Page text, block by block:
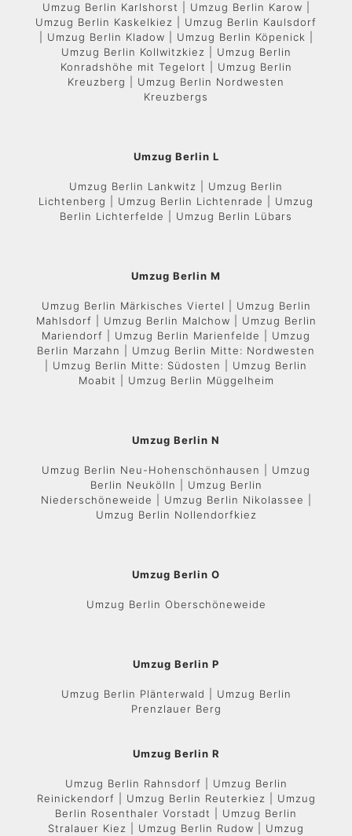
Umzug Berlin Karlshorst | Umzug Berlin Karow |
Umzug Berlin Kaskelkiez | Umzug Berlin Kaulsdorf
| Umzug Berlin Kladow | Umzug Berlin Köpenick |
Umzug Berlin Kollwitzkiez | Umzug Berlin
Konradshöhe mit Tegelort | Umzug Berlin
Kreuzberg | Umzug Berlin Nordwesten
Kreuzbergs
Umzug Berlin L
Umzug Berlin Lankwitz | Umzug Berlin
Lichtenberg | Umzug Berlin Lichtenrade | Umzug
Berlin Lichterfelde | Umzug Berlin Lübars
Umzug Berlin M
Umzug Berlin Märkisches Viertel | Umzug Berlin
Mahlsdorf | Umzug Berlin Malchow | Umzug Berlin
Mariendorf | Umzug Berlin Marienfelde | Umzug
Berlin Marzahn | Umzug Berlin Mitte: Nordwesten
| Umzug Berlin Mitte: Südosten | Umzug Berlin
Moabit | Umzug Berlin Müggelheim
Umzug Berlin N
Umzug Berlin Neu-Hohenschönhausen | Umzug
Berlin Neukölln | Umzug Berlin
Niederschöneweide | Umzug Berlin Nikolassee |
Umzug Berlin Nollendorfkiez
Umzug Berlin O
Umzug Berlin Oberschöneweide
Umzug Berlin P
Umzug Berlin Plänterwald | Umzug Berlin
Prenzlauer Berg
Umzug Berlin R
Umzug Berlin Rahnsdorf | Umzug Berlin
Reinickendorf | Umzug Berlin Reuterkiez | Umzug
Berlin Rosenthaler Vorstadt | Umzug Berlin
Stralauer Kiez | Umzug Berlin Rudow | Umzug